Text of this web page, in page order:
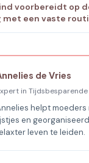
voorbereidt op
met een vaste
de Vries
in
helpt moeders
en
leven te leiden.